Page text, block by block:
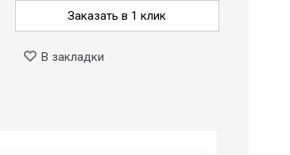
Заказать в 1 клик
В закладки